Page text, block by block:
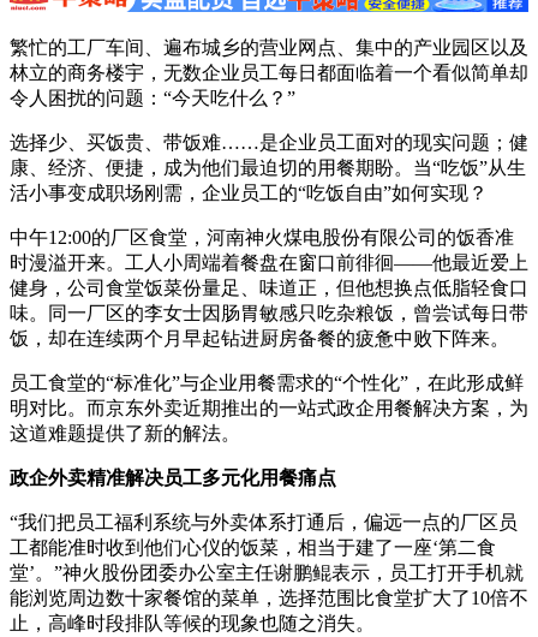
繁忙的工厂车间、遍布城乡的营业网点、集中的产业园区以及
林立的商务楼宇，无数企业员工每日都面临着一个看似简单却
令人困扰的问题：“今天吃什么？”
选择少、买饭贵、带饭难……是企业员工面对的现实问题；健
康、经济、便捷，成为他们最迫切的用餐期盼。当“吃饭”从生
活小事变成职场刚需，企业员工的“吃饭自由”如何实现？
中午12:00的厂区食堂，河南神火煤电股份有限公司的饭香准
时漫溢开来。工人小周端着餐盘在窗口前徘徊——他最近爱上
健身，公司食堂饭菜份量足、味道正，但他想换点低脂轻食口
味。同一厂区的李女士因肠胃敏感只吃杂粮饭，曾尝试每日带
饭，却在连续两个月早起钻进厨房备餐的疲惫中败下阵来。
员工食堂的“标准化”与企业用餐需求的“个性化”，在此形成鲜
明对比。而京东外卖近期推出的一站式政企用餐解决方案，为
这道难题提供了新的解法。
政企外卖精准解决员工多元化用餐痛点
“我们把员工福利系统与外卖体系打通后，偏远一点的厂区员
工都能准时收到他们心仪的饭菜，相当于建了一座‘第二食
堂’。”神火股份团委办公室主任谢鹏鲲表示，员工打开手机就
能浏览周边数十家餐馆的菜单，选择范围比食堂扩大了10倍不
止，高峰时段排队等候的现象也随之消失。